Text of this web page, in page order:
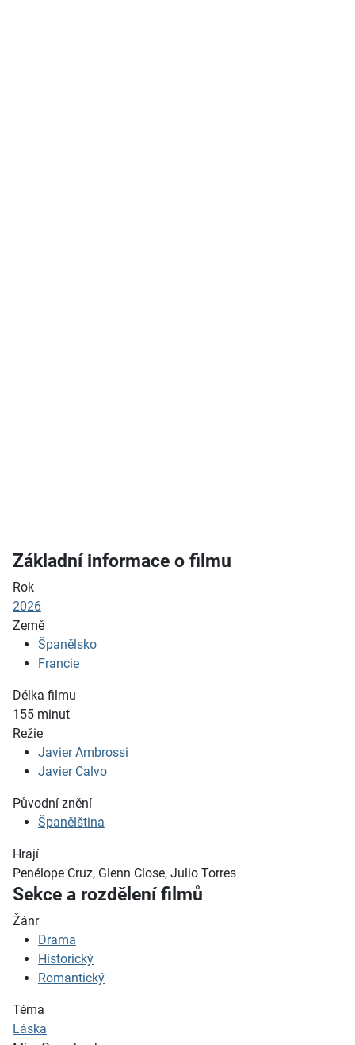
Základní informace o filmu
Rok
2026
Země
Španělsko
Francie
Délka filmu
155 minut
Režie
Javier Ambrossi
Javier Calvo
Původní znění
Španělština
Hrají
Penélope Cruz, Glenn Close, Julio Torres
Sekce a rozdělení filmů
Žánr
Drama
Historický
Romantický
Téma
Láska